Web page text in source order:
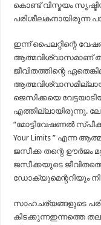
കൊണ്ട് വിസ്മയം
പരിശീലകനായിരുന്ന
ഇന്ന് പൈലറ്റിന്റെ
ആത്മവിശ്വാസമാണ്
ജീവിതത്തിന്റെ
ജെസിക്കയെ
എത്തില്ലായിരുന്നു.
“മോട്ടിവേഷണൽ
Your Limits ” എന്ന
ജസീക്ക തന്റെ ഊർജം
ജസീക്കയുടെ
ഡോക്യുമെന്ററിയും
സാഹചര്യങ്ങളുടെ
കിടക്കുന്നഇന്നത്തെ